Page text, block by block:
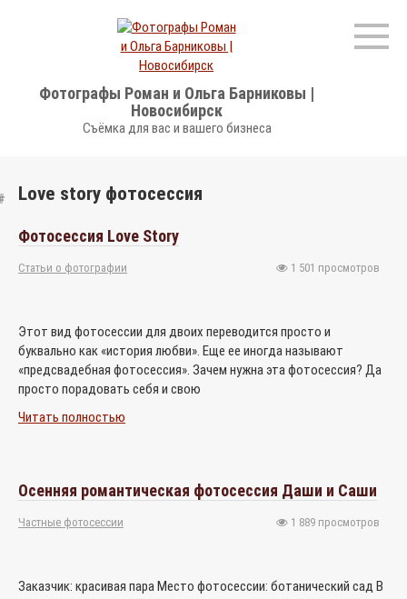
Фотографы Роман и Ольга Барниковы |
Новосибирск
Съёмка для вас и вашего бизнеса
Love story фотосессия
Фотосессия Love Story
Статьи о фотографии 1 501 просмотров
Этот вид фотосессии для двоих переводится просто и
буквально как «история любви». Еще ее иногда называют
«предсвадебная фотосессия». Зачем нужна эта фотосессия? Да
просто порадовать себя и свою
Читать полностью
Осенняя романтическая фотосессия Даши и Саши
Частные фотосессии 1 889 просмотров
Заказчик: красивая пара Место фотосессии: ботанический сад В